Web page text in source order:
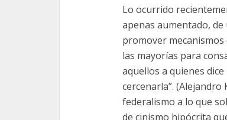
Lo ocurrido
apenas aumentado,
promover
las mayorías para
aquellos a quienes
cercenarla”.
federalismo a lo que
de cinismo hipócrita